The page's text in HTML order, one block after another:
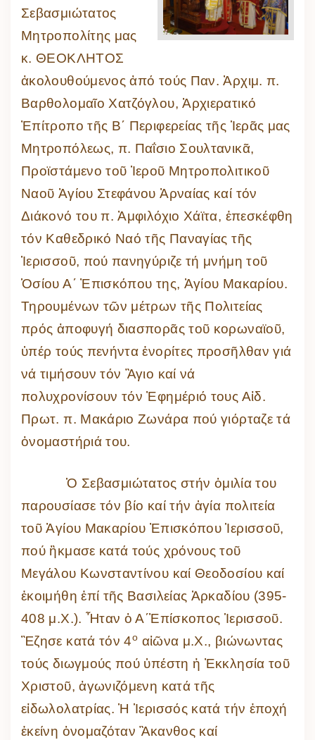
Σεβασμιώτατος
Μητροπολίτης μας
κ. ΘΕΟΚΛΗΤΟΣ
ἀκολουθούμενος ἀπό τούς Παν. Ἀρχιμ. π.
Βαρθολομαῖο Χατζόγλου, Ἀρχιερατικό
Ἐπίτροπο τῆς Β΄ Περιφερείας τῆς Ἱερᾶς μας
Μητροπόλεως, π. Παΐσιο Σουλτανικᾶ,
Προϊστάμενο τοῦ Ἱεροῦ Μητροπολιτικοῦ
Ναοῦ Ἀγίου Στεφάνου Ἀρναίας καί τόν
Διάκονό του π. Ἀμφιλόχιο Χάϊτα, ἐπεσκέφθη
τόν Καθεδρικό Ναό τῆς Παναγίας τῆς
Ἱερισσοῦ, πού πανηγύριζε τή μνήμη τοῦ
Ὁσίου Α΄ Ἐπισκόπου της, Ἁγίου Μακαρίου.
Τηρουμένων τῶν μέτρων τῆς Πολιτείας
πρός ἀποφυγή διασπορᾶς τοῦ κορωναϊοῦ,
ὑπέρ τούς πενήντα ἐνορίτες προσῆλθαν γιά
νά τιμήσουν τόν Ἃγιο καί νά
πολυχρονίσουν τόν Ἐφημέριό τους Αἰδ.
Πρωτ. π. Μακάριο Ζωνάρα πού γιόρταζε τά
ὀνομαστήριά του.
Ὁ Σεβασμιώτατος στήν ὁμιλία του
παρουσίασε τόν βίο καί τήν ἁγία πολιτεία
τοῦ Ἁγίου Μακαρίου Ἐπισκόπου Ἱερισσοῦ,
πού ἢκμασε κατά τούς χρόνους τοῦ
Μεγάλου Κωνσταντίνου καί Θεοδοσίου καί
ἐκοιμήθη ἐπί τῆς Βασιλείας Ἀρκαδίου (395-
408 μ.Χ.). Ἦταν ὁ Α΄Ἐπίσκοπος Ἱερισσοῦ.
Ἒζησε κατά τόν 4ο αἱῶνα μ.Χ., βιώνωντας
τούς διωγμούς πού ὑπέστη ἡ Ἐκκλησία τοῦ
Χριστοῦ, ἀγωνιζόμενη κατά τῆς
εἰδωλολατρίας. Ἡ Ἱερισσός κατά τήν ἐποχή
ἐκείνη ὁνομαζόταν Ἂκανθος καί